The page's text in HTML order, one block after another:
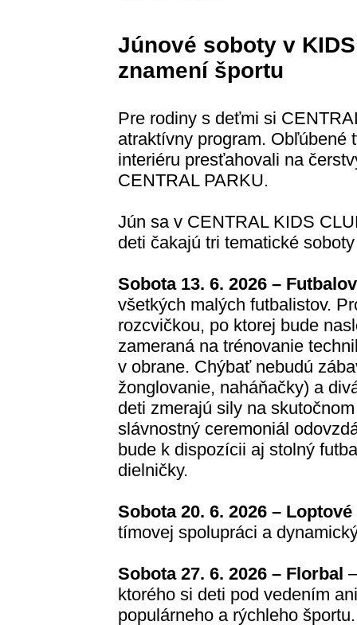
Júnové soboty v
znamení športu
Pre rodiny s deťmi si
atraktívny program. Obľúbené
interiéru presťahovali na
CENTRAL PARKU.
Jún sa v CENTRAL KIDS
deti čakajú tri tematické
Sobota 13. 6. 2026 –
všetkých malých futbalistov.
rozcvičkou, po ktorej bude
zameraná na trénovanie
v obrane. Chýbať nebudú
žonglovanie, naháňačky) a
deti zmerajú sily na
slávnostný ceremoniál
bude k dispozícii aj stolný
dielničky.
Sobota 20. 6. 2026 –
tímovej spolupráci a
Sobota 27. 6. 2026 – Florbal
ktorého si deti pod vedením
populárneho a rýchleho športu.